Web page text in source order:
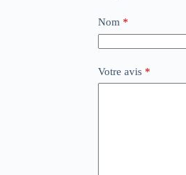
Nom *
Votre avis *